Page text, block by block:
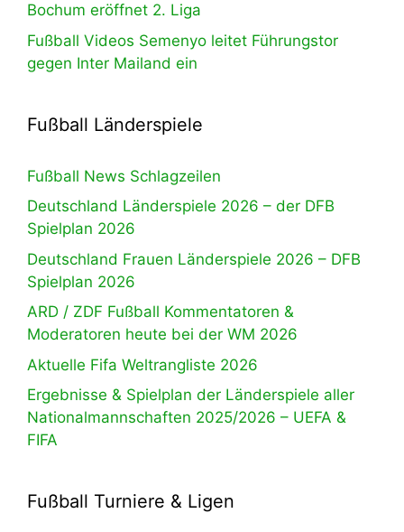
Bochum eröffnet 2. Liga
Fußball Videos Semenyo leitet Führungstor
gegen Inter Mailand ein
Fußball Länderspiele
Fußball News Schlagzeilen
Deutschland Länderspiele 2026 – der DFB
Spielplan 2026
Deutschland Frauen Länderspiele 2026 – DFB
Spielplan 2026
ARD / ZDF Fußball Kommentatoren &
Moderatoren heute bei der WM 2026
Aktuelle Fifa Weltrangliste 2026
Ergebnisse & Spielplan der Länderspiele aller
Nationalmannschaften 2025/2026 – UEFA &
FIFA
Fußball Turniere & Ligen